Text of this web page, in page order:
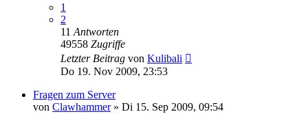
1
2
11 Antworten
49558 Zugriffe
Letzter Beitrag von Kulibali
Do 19. Nov 2009, 23:53
Fragen zum Server
von Clawhammer» Di 15. Sep 2009, 09:54